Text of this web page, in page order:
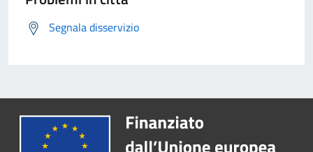
Segnala disservizio